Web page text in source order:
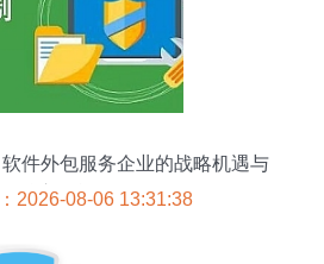
件外包服务企业的战略机遇与
核心挑战
2026-08-06 13:31:38